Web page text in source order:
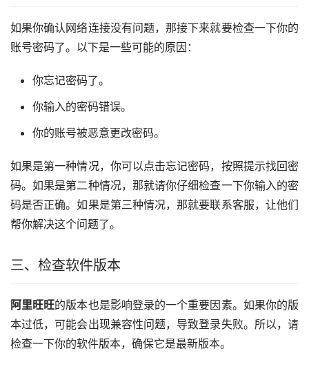
如果你确认网络连接没有问题，那接下来就要检查一下你的
账号密码了。以下是一些可能的原因：
你忘记密码了。
你输入的密码错误。
你的账号被恶意更改密码。
如果是第一种情况，你可以点击忘记密码，按照提示找回密
码。如果是第二种情况，那就请你仔细检查一下你输入的密
码是否正确。如果是第三种情况，那就要联系客服，让他们
帮你解决这个问题了。
三、检查软件版本
阿里旺旺的版本也是影响登录的一个重要因素。如果你的版
本过低，可能会出现兼容性问题，导致登录失败。所以，请
检查一下你的软件版本，确保它是最新版本。